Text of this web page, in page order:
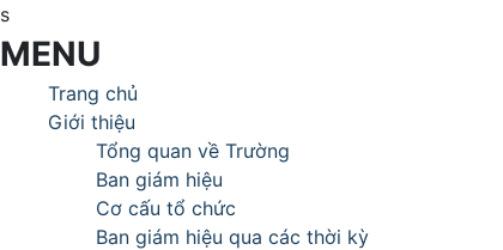
s
MENU
Trang chủ
Giới thiệu
Tổng quan về Trường
Ban giám hiệu
Cơ cấu tổ chức
Ban giám hiệu qua các thời kỳ